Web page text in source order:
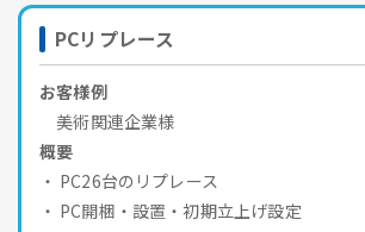
PCリプレース
お客様例
美術関連企業様
概要
PC26台のリプレース
PC開梱・設置・初期立上げ設定